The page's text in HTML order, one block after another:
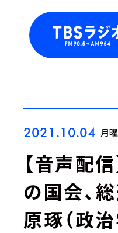
2021.10.04 月
【音声配
の国会、
原琢（政